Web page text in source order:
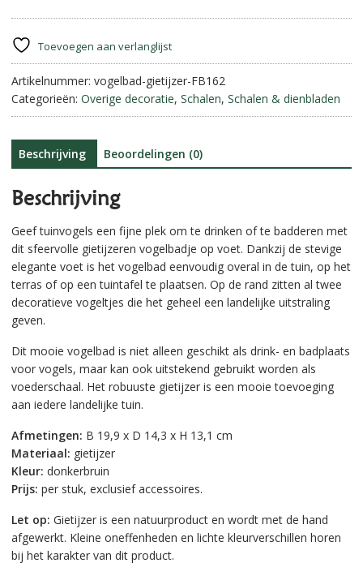
n
t
i
:
Toevoegen aan verlanglijst
Artikelnummer: vogelbad-gietijzer-FB162
Categorieën: Overige decoratie, Schalen, Schalen & dienbladen
Beschrijving Beoordelingen (0)
Beschrijving
Geef tuinvogels een fijne plek om te drinken of te badderen met
dit sfeervolle gietijzeren vogelbadje op voet. Dankzij de stevige
elegante voet is het vogelbad eenvoudig overal in de tuin, op het
terras of op een tuintafel te plaatsen. Op de rand zitten al twee
decoratieve vogeltjes die het geheel een landelijke uitstraling
geven.
Dit mooie vogelbad is niet alleen geschikt als drink- en badplaats
voor vogels, maar kan ook uitstekend gebruikt worden als
voederschaal. Het robuuste gietijzer is een mooie toevoeging
aan iedere landelijke tuin.
Afmetingen: B 19,9 x D 14,3 x H 13,1 cm
Materiaal: gietijzer
Kleur: donkerbruin
Prijs: per stuk, exclusief accessoires.
Let op: Gietijzer is een natuurproduct en wordt met de hand
afgewerkt. Kleine oneffenheden en lichte kleurverschillen horen
bij het karakter van dit product.